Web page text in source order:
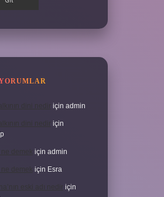
dini nedir için admin
dini nedir için
demek için admin
demek için Esra
eski adı nedir için